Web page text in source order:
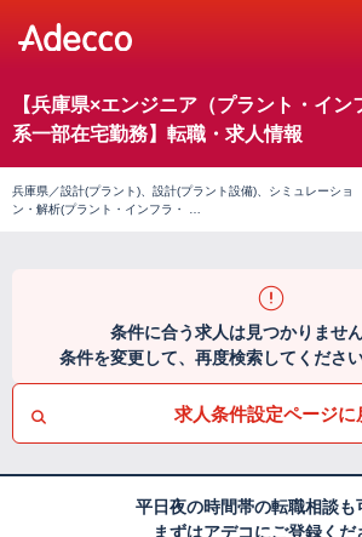
【兵庫県×エンジニア（プラント・イン
系一部在宅勤務】転職・求人情報
兵庫県／設計(プラント)、設計(プラント設備)、シミュレーショ
ン・解析(プラント・インフラ・ …
条件に合う求人は見つかりません
条件を変更して、再度検索してくださ
求人条件設定ページに
平日夜の時間帯の転職相談も
まずはアデコにご登録くだ